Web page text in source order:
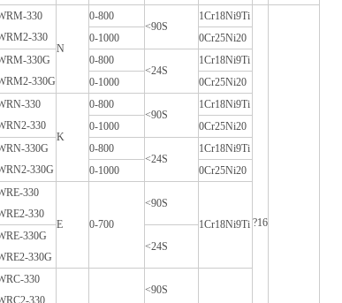
330
330
N
0-800
<90S
1Cr18Ni9Ti
?16
0-1000
0Cr25Ni20
330G
330G
0-800
<24S
1Cr18Ni9Ti
0-1000
0Cr25Ni20
330
330
K
0-800
<90S
1Cr18Ni9Ti
0-1000
0Cr25Ni20
330G
330G
0-800
<24S
1Cr18Ni9Ti
0-1000
0Cr25Ni20
330
330
E
0-700
<90S
1Cr18Ni9Ti
330G
330G
<24S
330
330
<90S